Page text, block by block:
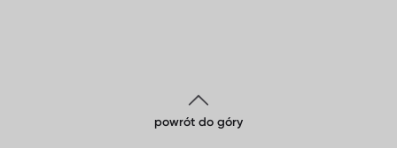
powrót do góry